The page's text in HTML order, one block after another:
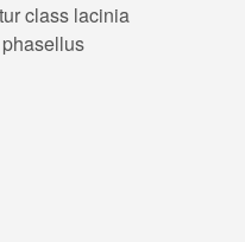
class lacinia